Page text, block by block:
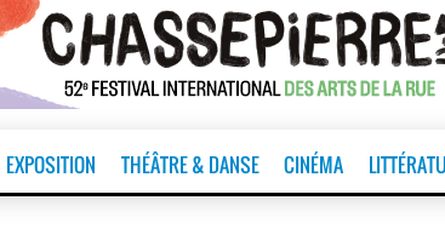
EXPOSITION THÉÂTRE & DANSE CINÉMA